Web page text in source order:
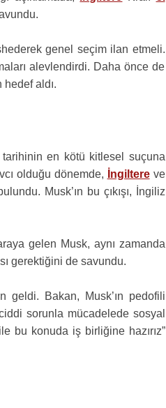
genel seçim ilan etmeli.
alevlendirdi. Daha önce de
hedef aldı.
tarihinin en kötü kitlesel suçuna
olduğu dönemde,
İngiltereve
Musk’ın bu çıkışı, İngiliz
gelen Musk, aynı zamanda
gerektiğini de savundu.
geldi. Bakan, Musk’ın pedofili
sorunla mücadelede sosyal
bu konuda iş birliğine hazırız”